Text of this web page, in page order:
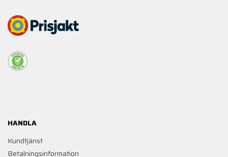
HANDLA
Kundtjänst
Betalningsinformation